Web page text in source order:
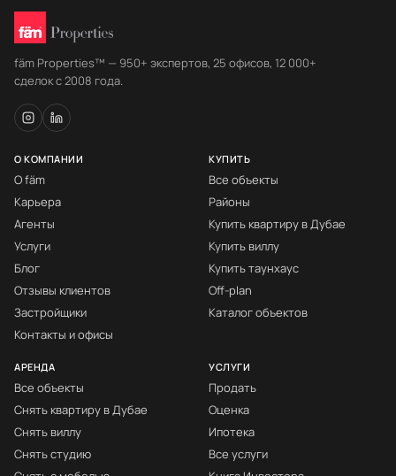
fäm Properties™ — 950+ экспертов, 25 офисов, 12 000+
сделок с 2008 года.
О КОМПАНИИ
О fäm
Карьера
Агенты
Услуги
Блог
Отзывы клиентов
Застройщики
Контакты и офисы
КУПИТЬ
Все объекты
Районы
Купить квартиру в Дубае
Купить виллу
Купить таунхаус
Off-plan
Каталог объектов
АРЕНДА
Все объекты
Снять квартиру в Дубае
Снять виллу
Снять студию
УСЛУГИ
Продать
Оценка
Ипотека
Все услуги